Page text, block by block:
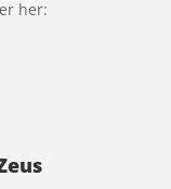
her: